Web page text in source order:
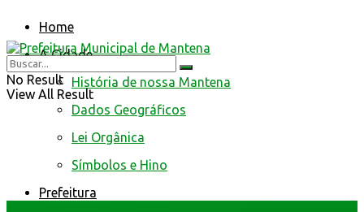
Home
A Cidade
História de nossa Mantena
Dados Geográficos
Lei Orgânica
Símbolos e Hino
Prefeitura
No Result
View All Result